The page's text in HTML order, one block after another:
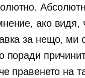
ако видя,
за нещо, ми
поради
правенето на